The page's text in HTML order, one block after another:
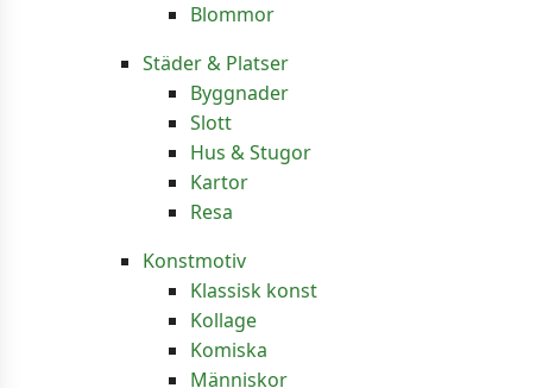
Blommor
Städer & Platser
Byggnader
Slott
Hus & Stugor
Kartor
Resa
Konstmotiv
Klassisk konst
Kollage
Komiska
Människor